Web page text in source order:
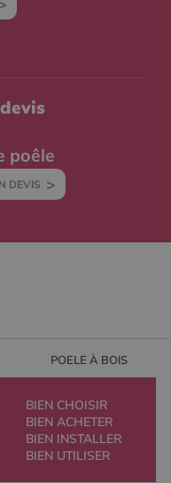
poêle
DEVIS
POELE À BOIS
BIEN CHOISIR
BIEN ACHETER
BIEN INSTALLER
BIEN UTILISER